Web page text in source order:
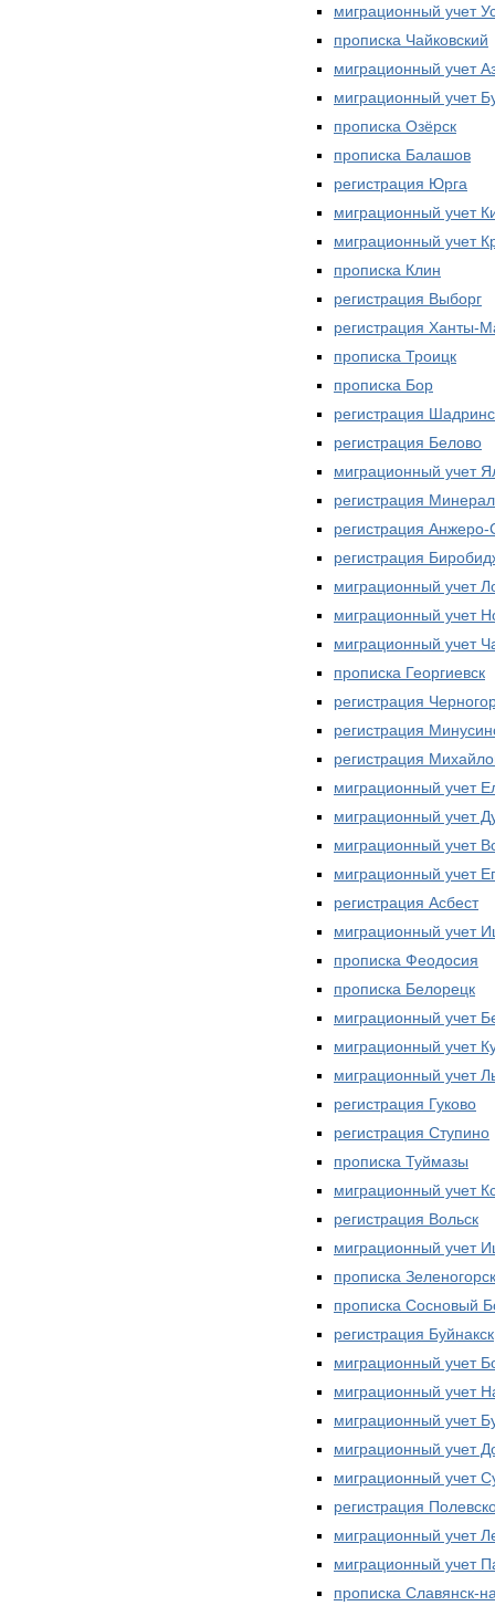
миграционный учет
прописка Чайковский
миграционный учет
миграционный учет
прописка Озёрск
прописка Балашов
регистрация Юрга
миграционный учет
миграционный учет
прописка Клин
регистрация Выборг
регистрация Ханты-
прописка Троицк
прописка Бор
регистрация
регистрация Белово
миграционный учет
регистрация
регистрация Анжеро-
регистрация
миграционный учет
миграционный учет
миграционный учет
прописка Георгиевск
регистрация
регистрация
регистрация
миграционный учет
миграционный учет
миграционный учет
миграционный учет
регистрация Асбест
миграционный учет
прописка Феодосия
прописка Белорецк
миграционный учет
миграционный учет
миграционный учет
регистрация Гуково
регистрация Ступино
прописка Туймазы
миграционный учет
регистрация Вольск
миграционный учет
прописка Зеленогорск
прописка Сосновый
регистрация Буйнакск
миграционный учет
миграционный учет
миграционный учет
миграционный учет
миграционный учет
регистрация
миграционный учет
миграционный учет
прописка Славянск-